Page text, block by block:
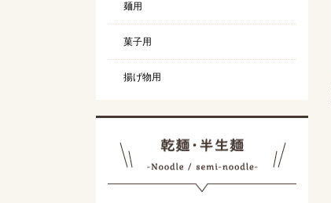
麺用
菓子用
揚げ物用